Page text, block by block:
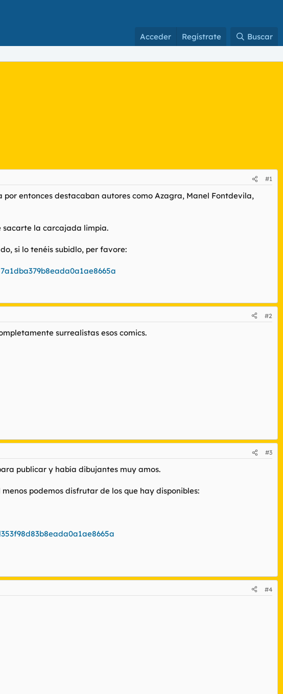
Acceder Regístrate Buscar
#1
entonces destacaban autores como Azagra, Manel Fontdevila,
sacarte la carcajada limpia.
si lo tenéis subidlo, per favore:
#2
surrealistas esos comics.
#3
publicar y había dibujantes muy amos.
podemos disfrutar de los que hay disponibles:
#4